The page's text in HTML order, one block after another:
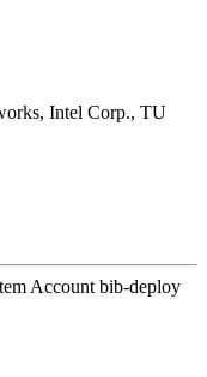
Intel Corp., TU
Account bib-deploy